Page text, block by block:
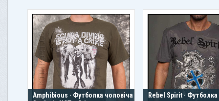
Amphibious · Футболка чоловіча ·
Rebel Spirit ·